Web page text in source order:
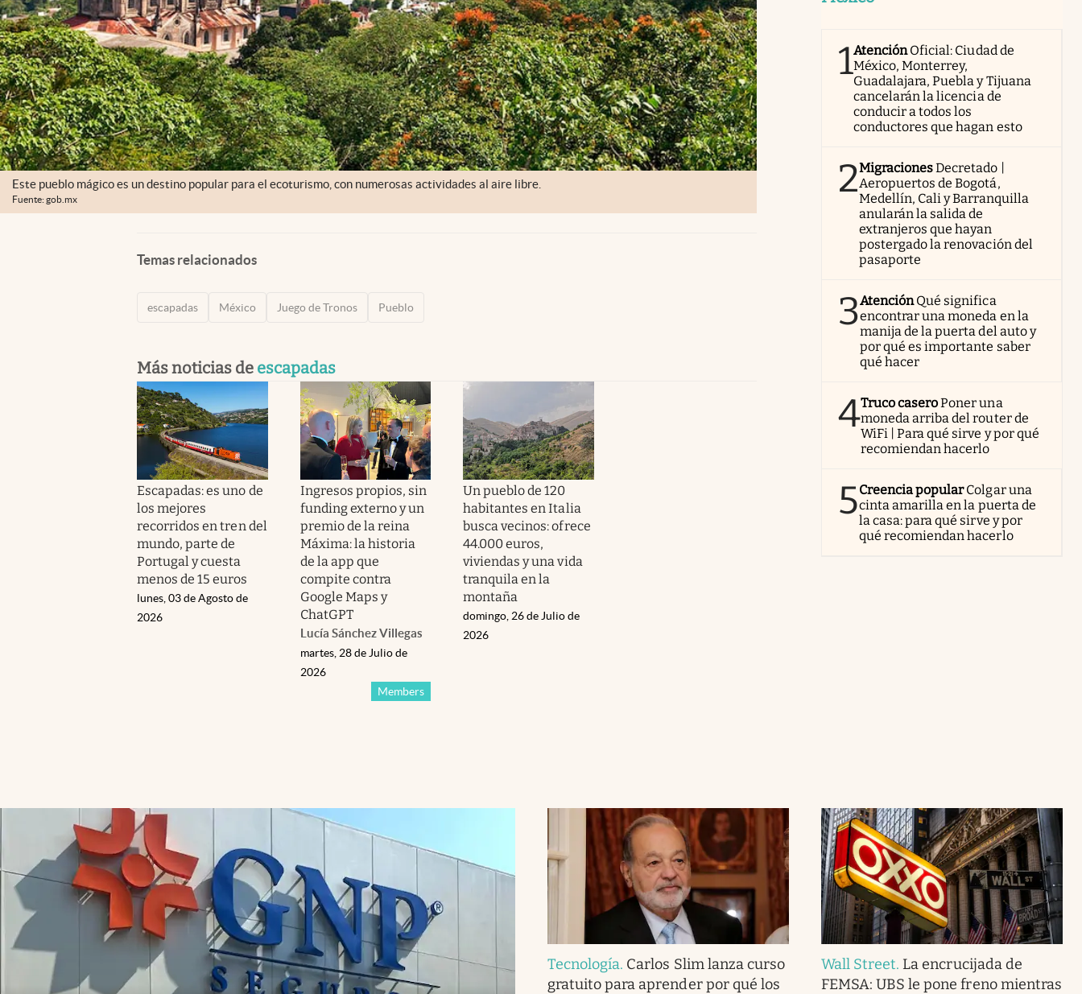
Este pueblo mágico es un destino popular para el ecoturismo, con numerosas actividades al aire libre.
Fuente: gob.mx
Temas relacionados
escapadas México Juego de Tronos Pueblo
Más noticias de escapadas
Escapadas: es uno de
los mejores
recorridos en tren del
mundo, parte de
Portugal y cuesta
menos de 15 euros
lunes, 03 de Agosto de
2026
Ingresos propios, sin
funding externo y un
premio de la reina
Máxima: la historia
de la app que
compite contra
Google Maps y
ChatGPT
Lucía Sánchez Villegas
Members
martes, 28 de Julio de
2026
Un pueblo de 120
habitantes en Italia
busca vecinos: ofrece
44.000 euros,
viviendas y una vida
tranquila en la
montaña
domingo, 26 de Julio de
2026
1AtenciónOficial: Ciudad de
México, Monterrey,
Guadalajara, Puebla y Tijuana
cancelarán la licencia de
conducir a todos los
conductores que hagan esto
2MigracionesDecretado |
Aeropuertos de Bogotá,
Medellín, Cali y Barranquilla
anularán la salida de
extranjeros que hayan
postergado la renovación del
pasaporte
3AtenciónQué significa
encontrar una moneda en la
manija de la puerta del auto y
por qué es importante saber
qué hacer
4Truco caseroPoner una
moneda arriba del router de
WiFi | Para qué sirve y por qué
recomiendan hacerlo
5Creencia popularColgar una
cinta amarilla en la puerta de
la casa: para qué sirve y por
qué recomiendan hacerlo
Tecnología. Carlos Slim lanza curso
gratuito para aprender por qué los
Wall Street. La encrucijada de
FEMSA: UBS le pone freno mientras